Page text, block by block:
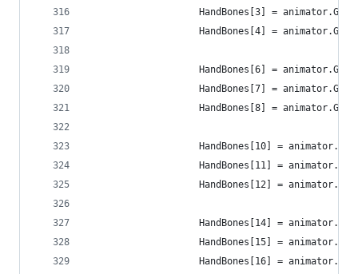
HandBones[3] =
HandBones[4] =
HandBones[6] =
HandBones[7] =
HandBones[8] =
HandBones[10] =
HandBones[11] =
HandBones[12] =
HandBones[14] =
HandBones[15] =
HandBones[16] =